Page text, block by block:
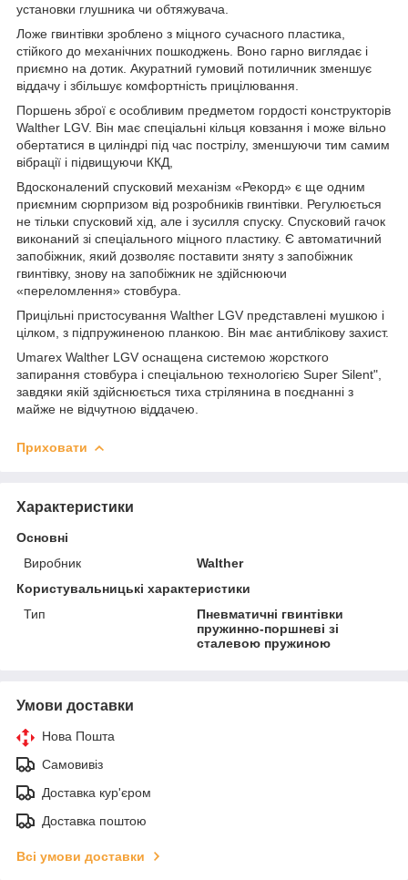
установки глушника чи обтяжувача.
Ложе гвинтівки зроблено з міцного сучасного пластика,
стійкого до механічних пошкоджень. Воно гарно виглядає і
приємно на дотик. Акуратний гумовий потиличник зменшує
віддачу і збільшує комфортність прицілювання.
Поршень зброї є особливим предметом гордості конструкторів
Walther LGV. Він має спеціальні кільця ковзання і може вільно
обертатися в циліндрі під час пострілу, зменшуючи тим самим
вібрації і підвищуючи ККД,
Вдосконалений спусковий механізм «Рекорд» є ще одним
приємним сюрпризом від розробників гвинтівки. Регулюється
не тільки спусковий хід, але і зусилля спуску. Спусковий гачок
виконаний зі спеціального міцного пластику. Є автоматичний
запобіжник, який дозволяє поставити зняту з запобіжник
гвинтівку, знову на запобіжник не здійснюючи
«переломлення» стовбура.
Прицільні пристосування Walther LGV представлені мушкою і
цілком, з підпружиненою планкою. Він має антиблікову захист.
Umarex Walther LGV оснащена системою жорсткого
запирання стовбура і спеціальною технологією Super Silent",
завдяки якій здійснюється тиха стрілянина в поєднанні з
майже не відчутною віддачею.
Приховати
Характеристики
Основні
Виробник
Walther
Користувальницькі характеристики
Тип
Пневматичні гвинтівки
пружинно-поршневі зі
сталевою пружиною
Умови доставки
Нова Пошта
Самовивіз
Доставка кур'єром
Доставка поштою
Всі умови доставки